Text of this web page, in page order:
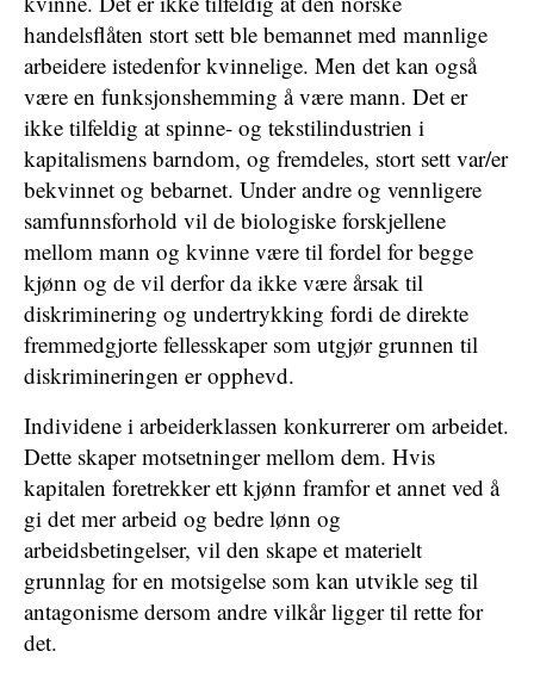
handelsflåten stort sett ble bemannet med mannlige
arbeidere istedenfor kvinnelige. Men det kan også
være en funksjonshemming å være mann. Det er
ikke tilfeldig at spinne- og tekstilindustrien i
kapitalismens barndom, og fremdeles, stort sett var/er
bekvinnet og bebarnet. Under andre og vennligere
samfunnsforhold vil de biologiske forskjellene
mellom mann og kvinne være til fordel for begge
kjønn og de vil derfor da ikke være årsak til
diskriminering og undertrykking fordi de direkte
fremmedgjorte fellesskaper som utgjør grunnen til
diskrimineringen er opphevd.
Individene i arbeiderklassen konkurrerer om arbeidet.
Dette skaper motsetninger mellom dem. Hvis
kapitalen foretrekker ett kjønn framfor et annet ved å
gi det mer arbeid og bedre lønn og
arbeidsbetingelser, vil den skape et materielt
grunnlag for en motsigelse som kan utvikle seg til
antagonisme dersom andre vilkår ligger til rette for
det.